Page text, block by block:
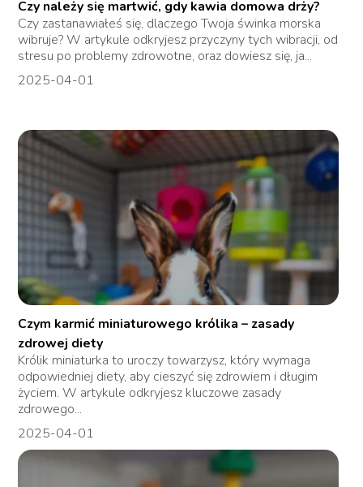
Czy należy się martwić, gdy kawia domowa drży?
Czy zastanawiałeś się, dlaczego Twoja świnka morska
wibruje? W artykule odkryjesz przyczyny tych wibracji, od
stresu po problemy zdrowotne, oraz dowiesz się, ja...
2025-04-01
Czym karmić miniaturowego królika – zasady
zdrowej diety
Królik miniaturka to uroczy towarzysz, który wymaga
odpowiedniej diety, aby cieszyć się zdrowiem i długim
życiem. W artykule odkryjesz kluczowe zasady
zdrowego...
2025-04-01